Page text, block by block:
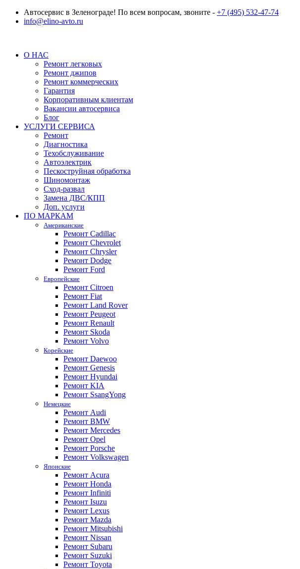
Автосервис в Зеленограде! По всем вопросам, звоните - +7 (495) 532-47-74
info@elino-avto.ru
О НАС
Ремонт легковых
Ремонт джипов
Ремонт коммерческих
Гарантия
Корпоративным клиентам
Вакансии автосервиса
Блог
УСЛУГИ СЕРВИСА
Ремонт
Диагностика
Техобслуживание
Автоэлектрик
Пескоструйная обработка
Шиномонтаж
Сход-развал
Замена ДВС/КПП
Доп. услуги
ПО МАРКАМ
Американские
Ремонт Cadillac
Ремонт Chevrolet
Ремонт Chrysler
Ремонт Dodge
Ремонт Ford
Европейские
Ремонт Citroen
Ремонт Fiat
Ремонт Land Rover
Ремонт Peugeot
Ремонт Renault
Ремонт Skoda
Ремонт Volvo
Корейские
Ремонт Daewoo
Ремонт Genesis
Ремонт Hyundai
Ремонт KIA
Ремонт SsangYong
Немецкие
Ремонт Audi
Ремонт BMW
Ремонт Mercedes
Ремонт Opel
Ремонт Porsche
Ремонт Volkswagen
Японские
Ремонт Acura
Ремонт Honda
Ремонт Infiniti
Ремонт Isuzu
Ремонт Lexus
Ремонт Mazda
Ремонт Mitsubishi
Ремонт Nissan
Ремонт Subaru
Ремонт Suzuki
Ремонт Toyota